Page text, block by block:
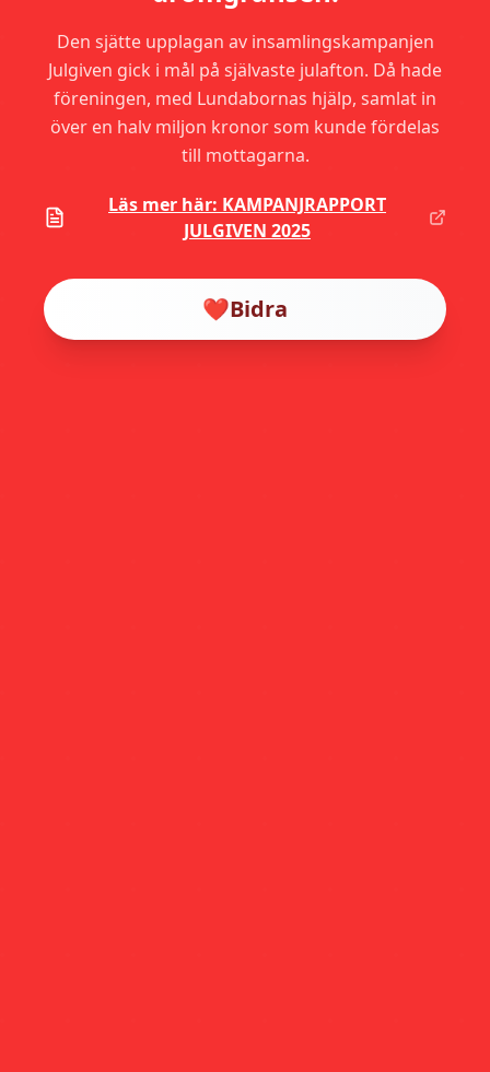
Den sjätte upplagan av insamlingskampanjen
Julgiven gick i mål på självaste julafton. Då hade
föreningen, med Lundabornas hjälp, samlat in
över en halv miljon kronor som kunde fördelas
till mottagarna.
Läs mer här: KAMPANJRAPPORT
JULGIVEN 2025
❤️Bidra